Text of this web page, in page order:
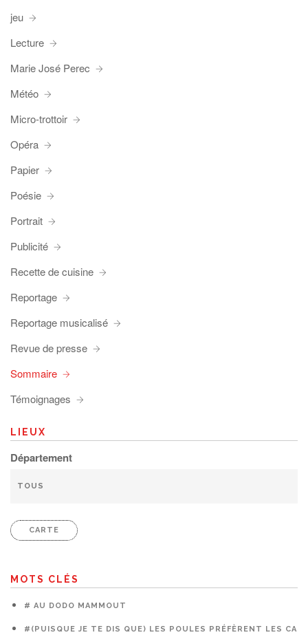
jeu
Lecture
Marie José Perec
Météo
Micro-trottoir
Opéra
Papier
Poésie
Portrait
Publicité
Recette de cuisine
Reportage
Reportage musicalisé
Revue de presse
Sommaire
Témoignages
LIEUX
Département
CARTE
MOTS CLÉS
# AU DODO MAMMOUT
#(PUISQUE JE TE DIS QUE) LES POULES PRÉFÈRENT LES